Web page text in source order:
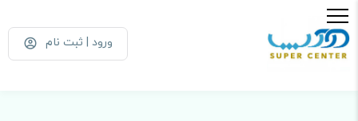
ورود | ثبت نام